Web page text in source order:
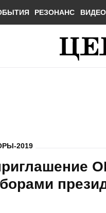
РЕЗОНАНС ВИДЕО
2019